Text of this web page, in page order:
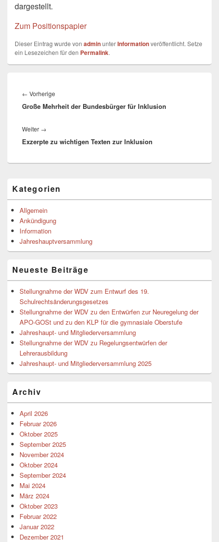
dargestellt.
Zum Positionspapier
Dieser Eintrag wurde von adminunterInformationveröffentlicht. Setze
ein Lesezeichen für den Permalink.
← Vorherige
Beitrag:
Große Mehrheit der Bundesbürger für Inklusion
Weiter →
Beitrag:
Exzerpte zu wichtigen Texten zur Inklusion
Seitenleisten-
Widgetbereich
Kategorien
Allgemein
Ankündigung
Information
Jahreshauptversammlung
Neueste Beiträge
Stellungnahme der WDV zum Entwurf des 19.
Schulrechtsänderungsgesetzes
Stellungnahme der WDV zu den Entwürfen zur Neuregelung der
APO-GOSt und zu den KLP für die gymnasiale Oberstufe
Jahreshaupt- und Mitgliederversammlung
Stellungnahme der WDV zu Regelungsentwürfen der
Lehrerausbildung
Jahreshaupt- und Mitgliederversammlung 2025
Archiv
April 2026
Februar 2026
Oktober 2025
September 2025
November 2024
Oktober 2024
September 2024
Mai 2024
März 2024
Oktober 2023
Februar 2022
Januar 2022
Dezember 2021